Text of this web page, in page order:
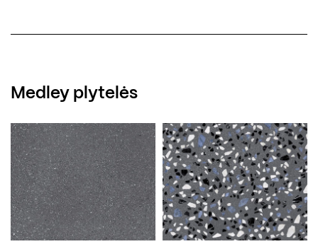
Medley plytelės